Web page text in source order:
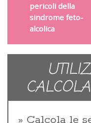
pericoli della
sindrome feto-
alcolica
Calcola le